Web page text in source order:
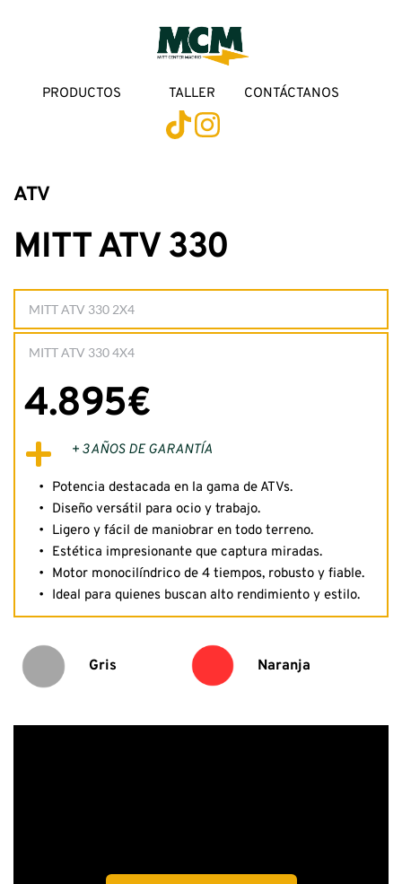
PRODUCTOS TALLER CONTÁCTANOS
ATV
MITT ATV 330
MITT ATV 330 2X4
MITT ATV 330 4X4
4.895€
+ 3 AÑOS DE GARANTÍA
Potencia destacada en la gama de ATVs.
Diseño versátil para ocio y trabajo.
Ligero y fácil de maniobrar en todo terreno.
Estética impresionante que captura miradas.
Motor monocilíndrico de 4 tiempos, robusto y fiable.
Ideal para quienes buscan alto rendimiento y estilo.
Gris Naranja